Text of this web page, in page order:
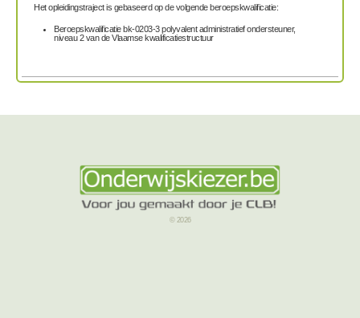
Het opleidingstraject is gebaseerd op de volgende beroepskwalificatie:
Beroepskwalificatie bk-0203-3 polyvalent administratief ondersteuner,
niveau 2 van de Vlaamse kwalificatiestructuur
© 2026